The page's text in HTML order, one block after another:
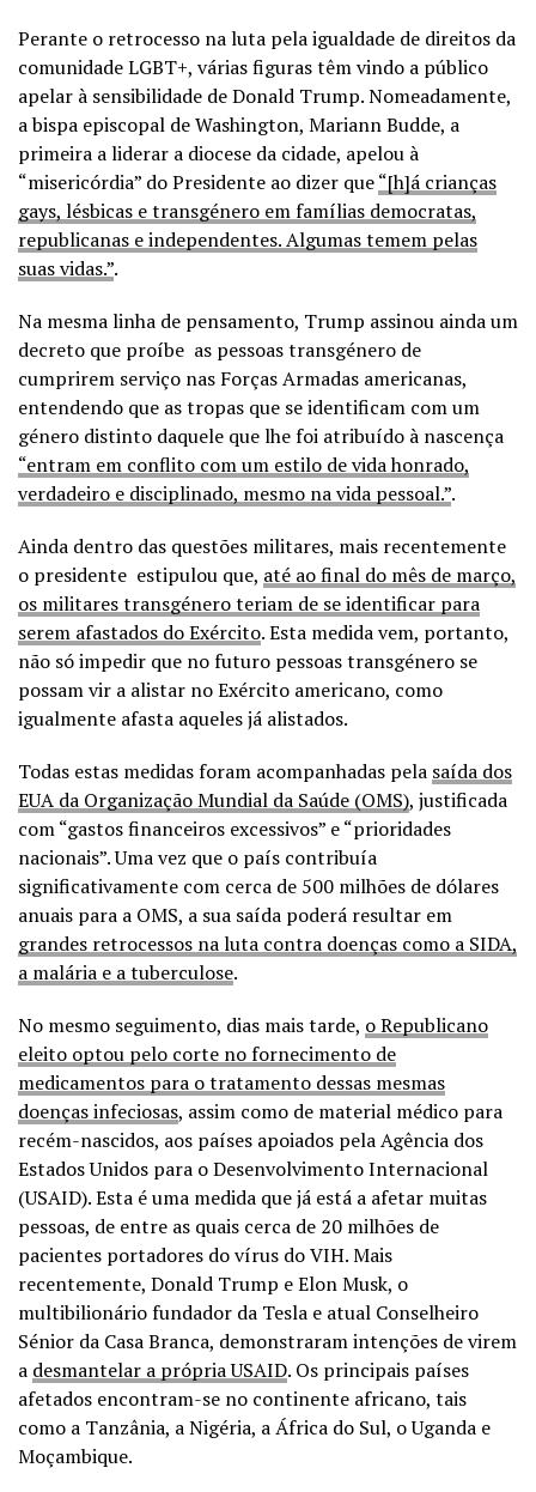
Perante o retrocesso na luta pela igualdade de direitos da
comunidade LGBT+, várias figuras têm vindo a público
apelar à sensibilidade de Donald Trump. Nomeadamente,
a bispa episcopal de Washington, Mariann Budde, a
primeira a liderar a diocese da cidade, apelou à
“misericórdia” do Presidente ao dizer que“[h]á crianças
gays, lésbicas e transgénero em famílias democratas,
republicanas e independentes. Algumas temem pelas
suas vidas.”.
Na mesma linha de pensamento, Trump assinou ainda um
decreto que proíbe as pessoas transgénero de
cumprirem serviço nas Forças Armadas americanas,
entendendo que as tropas que se identificam com um
género distinto daquele que lhe foi atribuído à nascença
“entram em conflito com um estilo de vida honrado,
verdadeiro e disciplinado, mesmo na vida pessoal.”.
Ainda dentro das questões militares, mais recentemente
o presidente estipulou que, até ao final do mês de março,
os militares transgénero teriam de se identificar para
serem afastados do Exército. Esta medida vem, portanto,
não só impedir que no futuro pessoas transgénero se
possam vir a alistar no Exército americano, como
igualmente afasta aqueles já alistados.
Todas estas medidas foram acompanhadas pela saída dos
EUA da Organização Mundial da Saúde (OMS), justificada
com “gastos financeiros excessivos” e “prioridades
nacionais”. Uma vez que o país contribuía
significativamente com cerca de 500 milhões de dólares
anuais para a OMS, a sua saída poderá resultar em
grandes retrocessos na luta contra doenças como a SIDA,
a malária e a tuberculose.
No mesmo seguimento, dias mais tarde, o Republicano
eleito optou pelo corte no fornecimento de
medicamentos para o tratamento dessas mesmas
doenças infeciosas, assim como de material médico para
recém-nascidos, aos países apoiados pela Agência dos
Estados Unidos para o Desenvolvimento Internacional
(USAID). Esta é uma medida que já está a afetar muitas
pessoas, de entre as quais cerca de 20 milhões de
pacientes portadores do vírus do VIH. Mais
recentemente, Donald Trump e Elon Musk, o
multibilionário fundador da Tesla e atual Conselheiro
Sénior da Casa Branca, demonstraram intenções de virem
a desmantelar a própria USAID. Os principais países
afetados encontram-se no continente africano, tais
como a Tanzânia, a Nigéria, a África do Sul, o Uganda e
Moçambique.